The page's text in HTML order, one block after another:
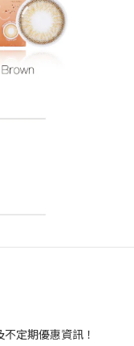
定期優惠資訊！